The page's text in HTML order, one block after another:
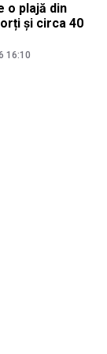
o plajă din
și circa 40
16:10